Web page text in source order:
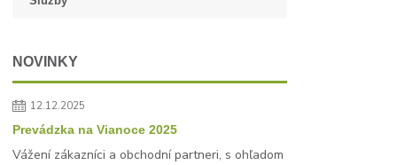
NOVINKY
12.12.2025
Prevádzka na Vianoce 2025
Vážení zákazníci a obchodní partneri, s ohľadom